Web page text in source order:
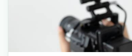
点、拘束を最小化するための考え方、
確認しておきたい項目を一つひとつ
拘束は、あくまでも患者さんの安全を
り、決して懲罰や制裁のために行われ
精神保健福祉法にもとづき、代替策を